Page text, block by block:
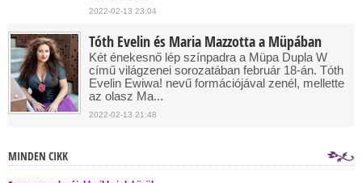
2022-02-13 23:04
Tóth Evelin és Maria Mazzotta a Müpában
Két énekesnő lép színpadra a Müpa Dupla W
című világzenei sorozatában február 18-án. Tóth
Evelin Ewiwa! nevű formációjával zenél, mellette
az olasz Ma...
2022-02-13 21:48
MINDEN CIKK